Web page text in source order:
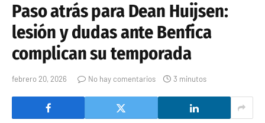
Paso atrás para Dean Huijsen:
lesión y dudas ante Benfica
complican su temporada
febrero 20, 2026 No hay comentarios 3 minutos